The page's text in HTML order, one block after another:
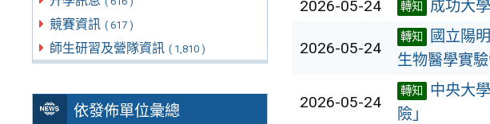
競賽資訊 ( 617 )
師生研習及營隊資訊 ( 1,810 )
依發佈單位彙總
2026-05-24
轉知 成功大
2026-05-24
轉知
國立陽
生物醫學實驗
2026-05-24
轉知
中央大
險」